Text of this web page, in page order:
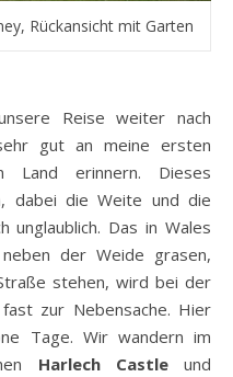
Rückansicht mit Garten
Reise weiter nach
gut an meine ersten
Land erinnern. Dieses
dabei die Weite und die
unglaublich. Das in Wales
der Weide grasen,
stehen, wird bei der
zur Nebensache. Hier
Tage. Wir wandern im
Harlech Castleund